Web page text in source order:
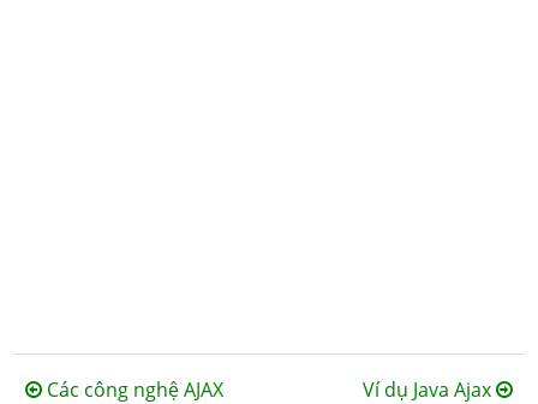
Các công nghệ AJAX Ví dụ Java Ajax